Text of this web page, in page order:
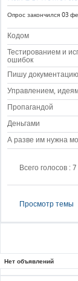
Опрос закончился 03
Кодом
Тестированием и
ошибок
Пишу документацию
Управлением,
Пропагандой
Деньгами
А разве им нужна
Всего голосов : 7
Просмотр темы
Нет объявлений